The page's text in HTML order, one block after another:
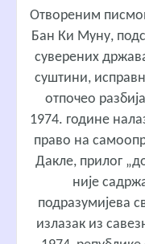
Отвореним
Бан Ки Муну,
суверених
суштини,
отпочео
1974. године
право на
Дакле, прилог
није
подразумијева
излазак из